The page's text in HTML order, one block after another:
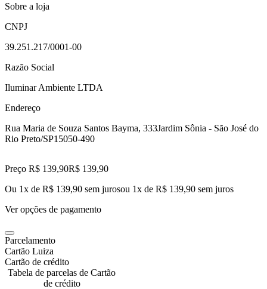
Sobre a loja
CNPJ
39.251.217/0001-00
Razão Social
Iluminar Ambiente LTDA
Endereço
Rua Maria de Souza Santos Bayma, 333Jardim Sônia - São José do
Rio Preto/SP15050-490
Preço R$ 139,90R$ 139,90
Ou 1x de R$ 139,90 sem jurosou 1x de R$ 139,90 sem juros
Ver opções de pagamento
Parcelamento
Cartão Luiza
Cartão de crédito
Tabela de parcelas de Cartão
de crédito